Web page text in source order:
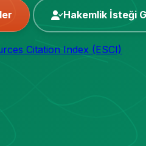
Hakemlik İsteği
Citation Index (ESCI)